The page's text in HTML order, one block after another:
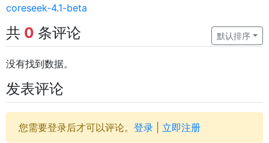
coreseek-4.1-beta
共 0 条评论 默认排序
没有找到数据。
发表评论
您需要登录后才可以评论。 登录 立即注册